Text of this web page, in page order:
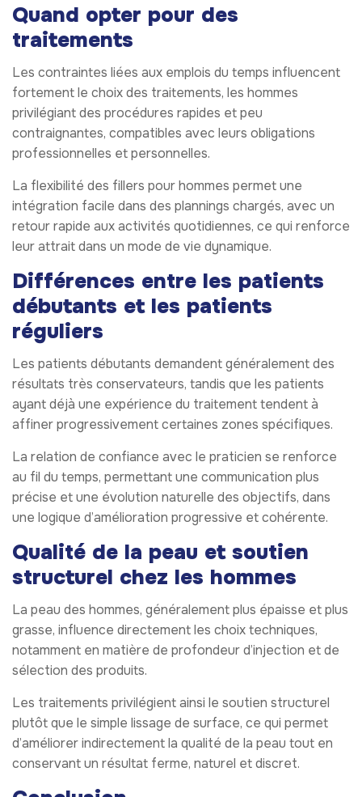
Quand opter pour des
traitements
Les contraintes liées aux emplois du temps influencent
fortement le choix des traitements, les hommes
privilégiant des procédures rapides et peu
contraignantes, compatibles avec leurs obligations
professionnelles et personnelles.
La flexibilité des fillers pour hommes permet une
intégration facile dans des plannings chargés, avec un
retour rapide aux activités quotidiennes, ce qui renforce
leur attrait dans un mode de vie dynamique.
Différences entre les patients
débutants et les patients
réguliers
Les patients débutants demandent généralement des
résultats très conservateurs, tandis que les patients
ayant déjà une expérience du traitement tendent à
affiner progressivement certaines zones spécifiques.
La relation de confiance avec le praticien se renforce
au fil du temps, permettant une communication plus
précise et une évolution naturelle des objectifs, dans
une logique d’amélioration progressive et cohérente.
Qualité de la peau et soutien
structurel chez les hommes
La peau des hommes, généralement plus épaisse et plus
grasse, influence directement les choix techniques,
notamment en matière de profondeur d’injection et de
sélection des produits.
Les traitements privilégient ainsi le soutien structurel
plutôt que le simple lissage de surface, ce qui permet
d’améliorer indirectement la qualité de la peau tout en
conservant un résultat ferme, naturel et discret.